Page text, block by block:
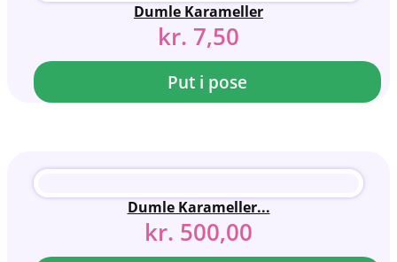
Dumle Karameller
kr. 7,50
Put i pose
Dumle Karameller...
kr. 500,00